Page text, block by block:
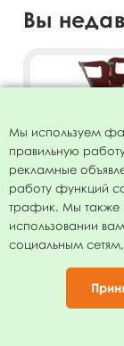
Вы
Гелий в
баллоне "Ярко
4362.00
Мы используем
правильную
рекламные
работу функций
трафик. Мы
использовании
социальным